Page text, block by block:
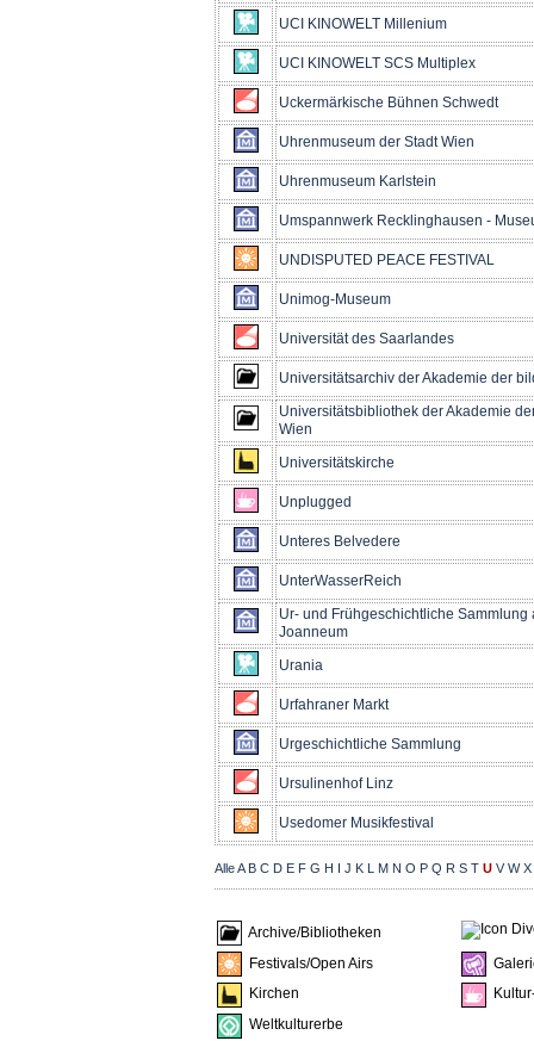
UCI KINOWELT Millenium
UCI KINOWELT SCS Multiplex
Uckermärkische Bühnen Schwedt
Uhrenmuseum der Stadt Wien
Uhrenmuseum Karlstein
Umspannwerk Recklinghausen -
UNDISPUTED PEACE FESTIVAL
Unimog-Museum
Universität des Saarlandes
Universitätsarchiv der Akademie der
Universitätsbibliothek der Akademie
Wien
Universitätskirche
Unplugged
Unteres Belvedere
UnterWasserReich
Ur- und Frühgeschichtliche Sammlung
Joanneum
Urania
Urfahraner Markt
Urgeschichtliche Sammlung
Ursulinenhof Linz
Usedomer Musikfestival
AlleA B C D E F G H I J K L M N O P Q R S T U V W X
Archive/Bibliotheken
Festivals/Open Airs
Kirchen
Weltkulturerbe